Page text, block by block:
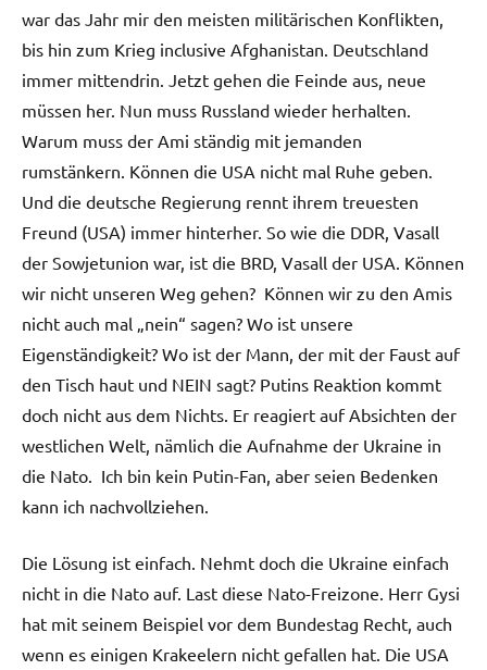
war das Jahr mir den meisten militärischen Konflikten,
bis hin zum Krieg inclusive Afghanistan. Deutschland
immer mittendrin. Jetzt gehen die Feinde aus, neue
müssen her. Nun muss Russland wieder herhalten.
Warum muss der Ami ständig mit jemanden
rumstänkern. Können die USA nicht mal Ruhe geben.
Und die deutsche Regierung rennt ihrem treuesten
Freund (USA) immer hinterher. So wie die DDR, Vasall
der Sowjetunion war, ist die BRD, Vasall der USA. Können
wir nicht unseren Weg gehen? Können wir zu den Amis
nicht auch mal „nein“ sagen? Wo ist unsere
Eigenständigkeit? Wo ist der Mann, der mit der Faust auf
den Tisch haut und NEIN sagt? Putins Reaktion kommt
doch nicht aus dem Nichts. Er reagiert auf Absichten der
westlichen Welt, nämlich die Aufnahme der Ukraine in
die Nato. Ich bin kein Putin-Fan, aber seien Bedenken
kann ich nachvollziehen.
Die Lösung ist einfach. Nehmt doch die Ukraine einfach
nicht in die Nato auf. Last diese Nato-Freizone. Herr Gysi
hat mit seinem Beispiel vor dem Bundestag Recht, auch
wenn es einigen Krakeelern nicht gefallen hat. Die USA